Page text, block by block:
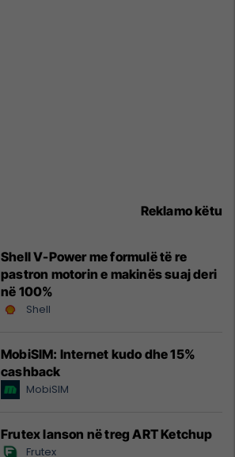
Reklamo këtu
Shell V-Power me formulë të re
pastron motorin e makinës suaj deri
në 100%
Shell
MobiSIM: Internet kudo dhe 15%
cashback
MobiSIM
Frutex lanson në treg ART Ketchup
Frutex